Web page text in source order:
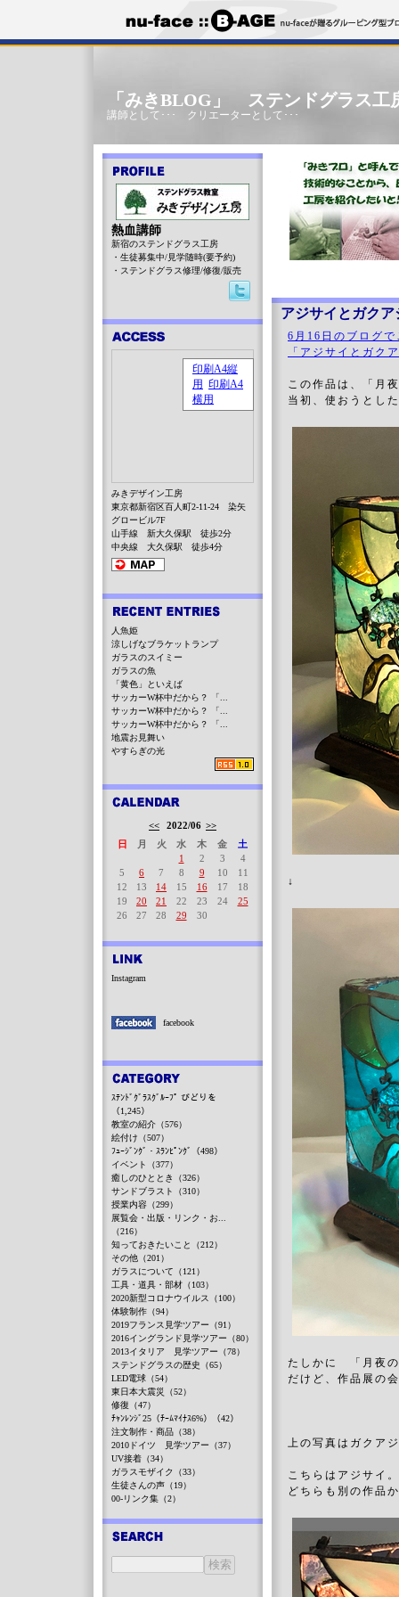
「みきBLOG」 ステンドグラス工
講師として･･･ クリエーターとして･･･
アジサイとガク
6月16日のブログ
「アジサイとガク
この作品は、「月
当初、使おうとし
↓
たしかに 「月夜
だけど、作品展の
上の写真はガクア
こちらはアジサイ。
どちらも別の作品
熱血講師
新宿のステンドグラス工房
・生徒募集中/見学随時(要予約)
・ステンドグラス修理/修復/販売
みきデザイン工房
東京都新宿区百人町2-11-24 染矢
グロービル7F
山手線 新大久保駅 徒歩2分
中央線 大久保駅 徒歩4分
人魚姫
涼しげなブラケットランプ
ガラスのスイミー
ガラスの魚
「黄色」といえば
サッカーW杯中だから？ 「...
サッカーW杯中だから？ 「...
サッカーW杯中だから？ 「...
地震お見舞い
やすらぎの光
<< 2022/06 >>
日
月 火 水 木 金
土
1
2 3
4
5
6 7 8 9 10
11
12
13 14 15 16 17
18
19
20 21 22 23 24
25
26
27 28 29 30
Instagram
facebook
ｽﾃﾝﾄﾞｸﾞﾗｽｸﾞﾙｰﾌﾟ びどりを
（1,245）
教室の紹介（576）
絵付け（507）
ﾌｭｰｼﾞﾝｸﾞ・ｽﾗﾝﾋﾟﾝｸﾞ（498）
イベント（377）
癒しのひととき（326）
サンドブラスト（310）
授業内容（299）
展覧会・出版・リンク・お...
（216）
知っておきたいこと（212）
その他（201）
ガラスについて（121）
工具・道具・部材（103）
2020新型コロナウイルス（100）
体験制作（94）
2019フランス見学ツアー（91）
2016イングランド見学ツアー（80）
2013イタリア 見学ツアー（78）
ステンドグラスの歴史（65）
LED電球（54）
東日本大震災（52）
修復（47）
ﾁｬﾝﾚﾝｼﾞ25（ﾁｰﾑﾏｲﾅｽ6%）（42）
注文制作・商品（38）
2010ドイツ 見学ツアー（37）
UV接着（34）
ガラスモザイク（33）
生徒さんの声（19）
00-リンク集（2）